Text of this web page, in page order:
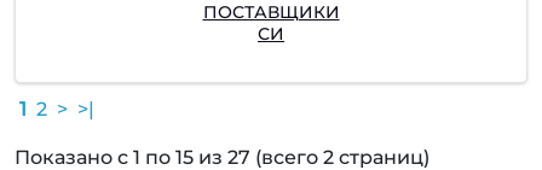
ПОСТАВЩИКИ
СИ
1 2 > >|
Показано с 1 по 15 из 27 (всего 2 страниц)